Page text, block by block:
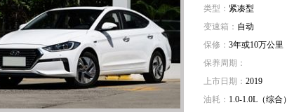
类型： 紧凑型
变速箱： 自动
保修： 3年或10万公里
保养周期：
上市日期： 2019
油耗： 1.0-1.0L（综合）